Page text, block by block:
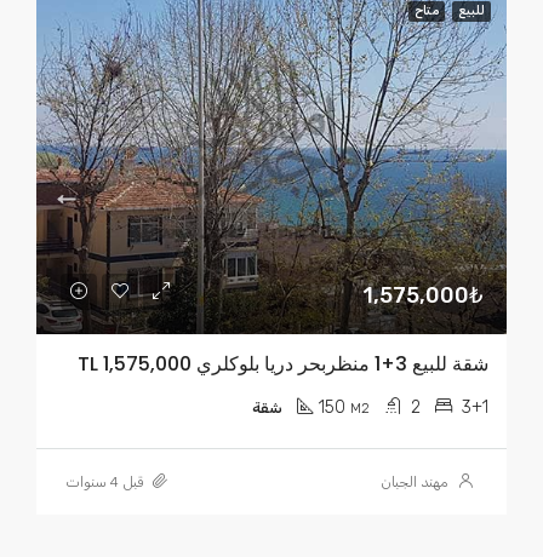
للبيع متاح
1,575,000₺
شقة للبيع 3+1 منظربحر دريا بلوكلري TL 1,575,000
3+1
2
150 M2 شقة
مهند الجبان قبل 4 سنوات